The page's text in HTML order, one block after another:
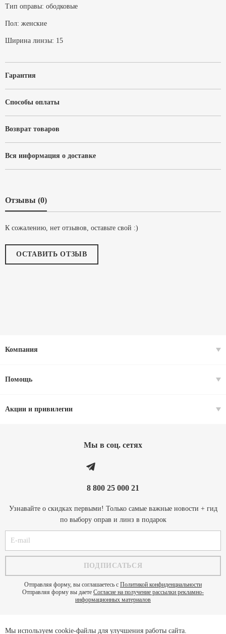
Тип оправы: ободковые
Пол: женские
Ширина линзы: 15
Гарантия
Способы оплаты
Возврат товаров
Вся информация о доставке
Отзывы (0)
К сожалению, нет отзывов, оставьте свой :)
ОСТАВИТЬ ОТЗЫВ
Компания
Помощь
Акции и привилегии
Мы в соц. cетях
8 800 25 000 21
Узнавайте о скидках первыми! Только самые важные новости + гид
по выбору оправ и линз в подарок
Отправляя форму, вы соглашаетесь с Политикой конфиденциальности
Отправляя форму вы даете Согласие на получение рассылки рекламно-
информационных материалов
Мы используем cookie-файлы для улучшения работы сайта.